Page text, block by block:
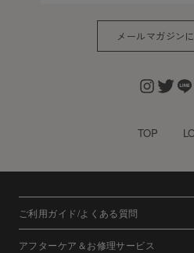
メールマガジン
TOP
ご利用ガイド/よくある質問
アフターケア＆お修理サービス